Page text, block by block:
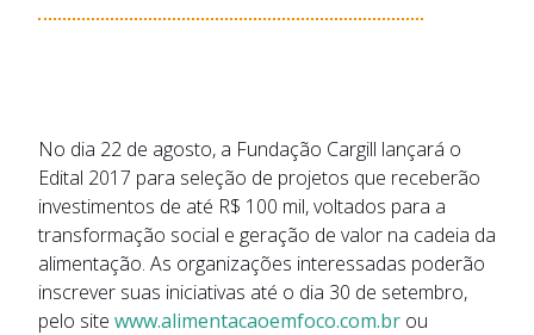
No dia 22 de agosto, a Fundação Cargill lançará o
Edital 2017 para seleção de projetos que receberão
investimentos de até R$ 100 mil, voltados para a
transformação social e geração de valor na cadeia da
alimentação. As organizações interessadas poderão
inscrever suas iniciativas até o dia 30 de setembro,
pelo site www.alimentacaoemfoco.com.br ou